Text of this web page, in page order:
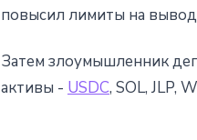
повысил лимиты на
Затем злоумышленник
активы - USDC, SOL, JLP,